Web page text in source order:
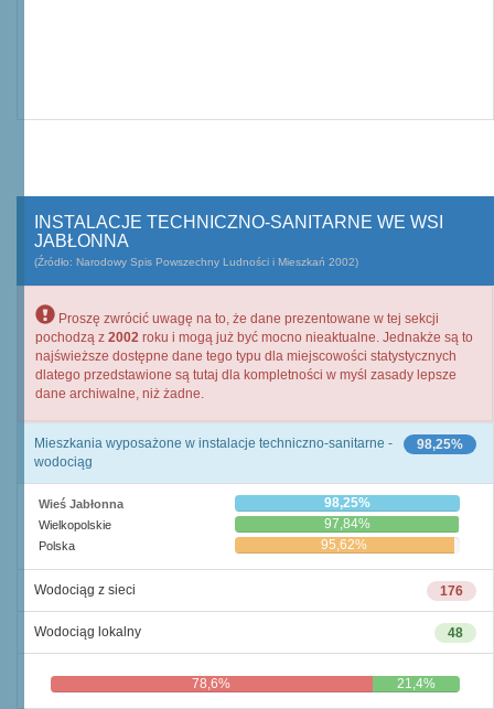
INSTALACJE TECHNICZNO-SANITARNE WE WSI
JABŁONNA
(Źródło: Narodowy Spis Powszechny Ludności i Mieszkań 2002)
Proszę zwrócić uwagę na to, że dane prezentowane w tej sekcji
pochodzą z 2002 roku i mogą już być mocno nieaktualne. Jednakże są to
najświeższe dostępne dane tego typu dla miejscowości statystycznych
dlatego przedstawione są tutaj dla kompletności w myśl zasady lepsze
dane archiwalne, niż żadne.
98,25%
Mieszkania wyposażone w instalacje techniczno-sanitarne -
wodociąg
Wieś Jabłonna 98,25%
Wielkopolskie 97,84%
Polska 95,62%
176
Wodociąg z sieci
48
Wodociąg lokalny
78,6% 21,4%